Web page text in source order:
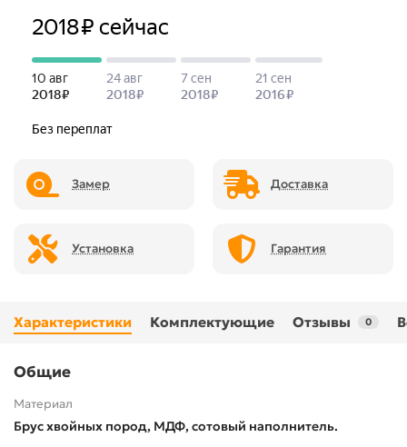
Замер Доставка
Установка Гарантия
Характеристики Комплектующие Отзывы 0
Общие
Материал
Брус хвойных пород, МДФ, сотовый наполнитель.